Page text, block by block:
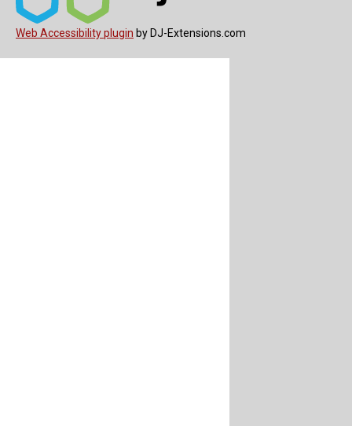
Web Accessibility plugin by DJ-Extensions.com